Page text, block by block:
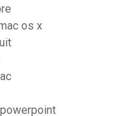
os x